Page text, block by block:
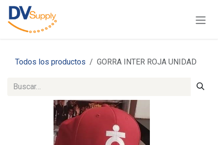
Ir al contenido
Todos los productos GORRA INTER ROJA UNIDAD